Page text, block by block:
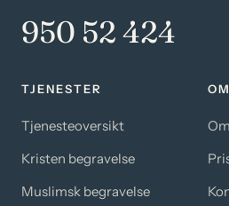
950 52 424
TJENESTER
Tjenesteoversikt
Kristen begravelse
Muslimsk begravelse